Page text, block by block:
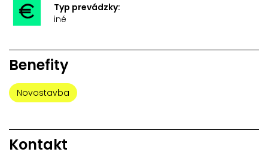
Typ prevádzky:
iné
Benefity
Novostavba
Kontakt